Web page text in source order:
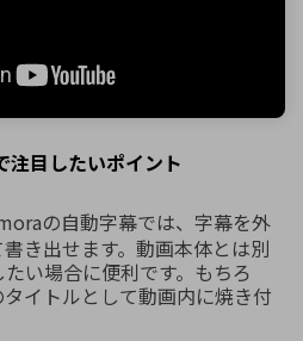
目したいポイント
の自動字幕では、字幕を外
き出せます。動画本体とは別
い場合に便利です。もちろ
イトルとして動画内に焼き付